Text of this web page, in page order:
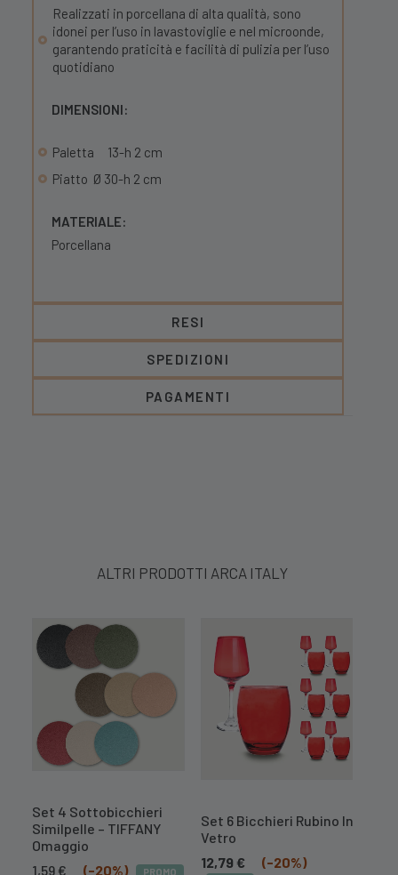
Realizzati in porcellana di alta qualità, sono
idonei per l’uso in lavastoviglie e nel microonde,
garantendo praticità e facilità di pulizia per l’uso
quotidiano
DIMENSIONI:
Paletta 13-h 2 cm
Piatto Ø 30-h 2 cm
MATERIALE:
Porcellana
RESI
SPEDIZIONI
PAGAMENTI
ALTRI PRODOTTI ARCA ITALY
Set 4 Sottobicchieri
Similpelle – TIFFANY
Omaggio
Il1,59€ (-20%) PROMO
Set 6 Bicchieri Rubino In
Vetro
12,79 € (-20%)